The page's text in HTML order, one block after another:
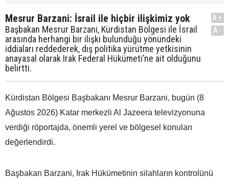
Mesrur Barzani: İsrail ile hiçbir ilişkimiz yok
Başbakan Mesrur Barzani, Kürdistan Bölgesi ile İsrail
arasında herhangi bir ilişki bulunduğu yönündeki
iddiaları reddederek, dış politika yürütme yetkisinin
anayasal olarak Irak Federal Hükümeti’ne ait olduğunu
belirtti.
A+
A-
Kürdistan Bölgesi Başbakanı Mesrur Barzani, bugün (8
Ağustos 2026) Katar merkezli Al Jazeera televizyonuna
verdiği röportajda, önemli yerel ve bölgesel konuları
değerlendirdi.
Başbakan Barzani, Irak Hükümetinin silahların kontrolünü